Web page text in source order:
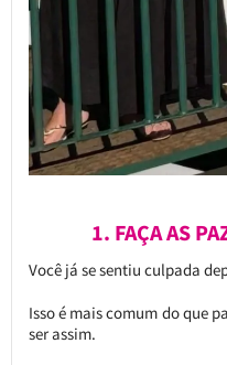
1. FAÇA AS
Você já se sentiu culpada
Isso é mais comum do que
ser assim.